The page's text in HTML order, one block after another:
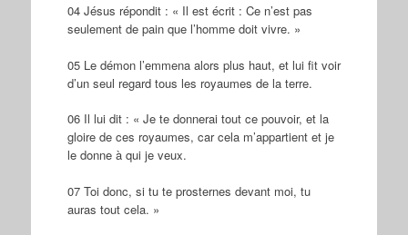
04 Jésus répondit : « Il est écrit : Ce n’est pas
seulement de pain que l’homme doit vivre. »
05 Le démon l’emmena alors plus haut, et lui fit voir
d’un seul regard tous les royaumes de la terre.
06 Il lui dit : « Je te donnerai tout ce pouvoir, et la
gloire de ces royaumes, car cela m’appartient et je
le donne à qui je veux.
07 Toi donc, si tu te prosternes devant moi, tu
auras tout cela. »